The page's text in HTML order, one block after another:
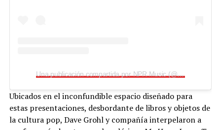
Una publicación compartida por NPR Music (@nprmusic)
Ubicados en el inconfundible espacio diseñado para
estas presentaciones, desbordante de libros y objetos de
la cultura pop, Dave Grohl y compañía interpelaron a